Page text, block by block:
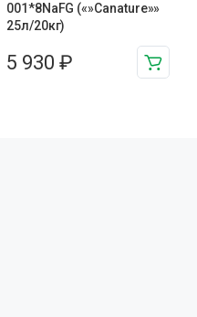
001*8NaFG («»Canature»»
25л/20кг)
5 930 ₽